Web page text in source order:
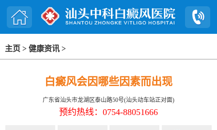
主页 > 健康资讯 >
白癜风会因哪些因素而出现
广东省汕头市龙湖区泰山路50号(汕头动车站正对面)
预约热线：0754-88051666